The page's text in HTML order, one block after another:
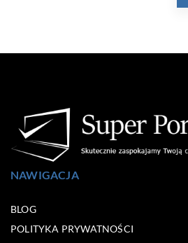
NAWIGACJA
BLOG
POLITYKA PRYWATNOŚCI